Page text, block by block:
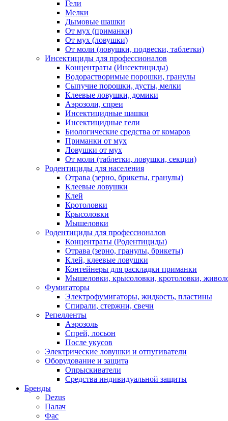
Гели
Мелки
Дымовые шашки
От мух (приманки)
От мух (ловушки)
От моли (ловушки, подвески, таблетки)
Инсектициды для профессионалов
Концентраты (Инсектициды)
Водорастворимые порошки, гранулы
Сыпучие порошки, дусты, мелки
Клеевые ловушки, домики
Аэрозоли, спреи
Инсектицидные шашки
Инсектицидные гели
Биологические средства от комаров
Приманки от мух
Ловушки от мух
От моли (таблетки, ловушки, секции)
Родентициды для населения
Отрава (зерно, брикеты, гранулы)
Клеевые ловушки
Клей
Кротоловки
Крысоловки
Мышеловки
Родентициды для профессионалов
Концентраты (Родентициды)
Отрава (зерно, гранулы, брикеты)
Клей, клеевые ловушки
Контейнеры для раскладки приманки
Мышеловки, крысоловки, кротоловки,
Фумигаторы
Электрофумигаторы, жидкость, пластины
Спирали, стержни, свечи
Репелленты
Аэрозоль
Спрей, лосьон
После укусов
Электрические ловушки и отпугиватели
Оборудование и защита
Опрыскиватели
Средства индивидуальной защиты
Бренды
Dezus
Палач
Фас